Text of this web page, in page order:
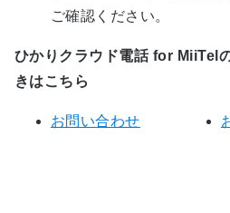
ご確認ください。
ひかりクラウド電話 for MiiTel
きはこちら
お問い合わせ